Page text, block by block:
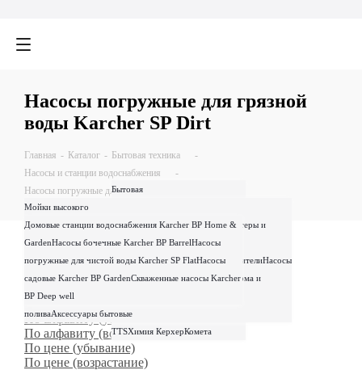
0 0
Насосы погружные для грязной
воды Karcher SP Dirt
Главная - Каталог - Бытовая техника
Бытовая
техникаЗапчасти для техники
KarcherМоющие средства и
средства для
уходаАксессуары Аккумуляторная
бытовые
TTSХимия КерхерКомета
-
Насосы и станции водоснабжения
Мойки высокого
давленияПылесосыПароочистителиПаропылесосыПолотеры и
поломоечные
машиныЭлектровеники ВоздухоочистителиСтеклоочистителиНасосы
и станции водоснабженияПодметальные машины для дома и
садаСадовая техника
поливаАксессуары бытовые
-
Насосы погружные для грязной воды Karcher SP Dirt
Домовые станции водоснабжения Karcher BP Home &
GardenНасосы бочечные Karcher BP BarrelНасосы
погружные для чистой воды Karcher SP FlatНасосы
садовые Karcher BP GardenСкваженные насосы Karcher
BP Deep well
По умолчанию
По популярности (убывание)
По популярности (возрастание)
По алфавиту (убывание)
По алфавиту (возрастание)
По цене (убывание)
По цене (возрастание)